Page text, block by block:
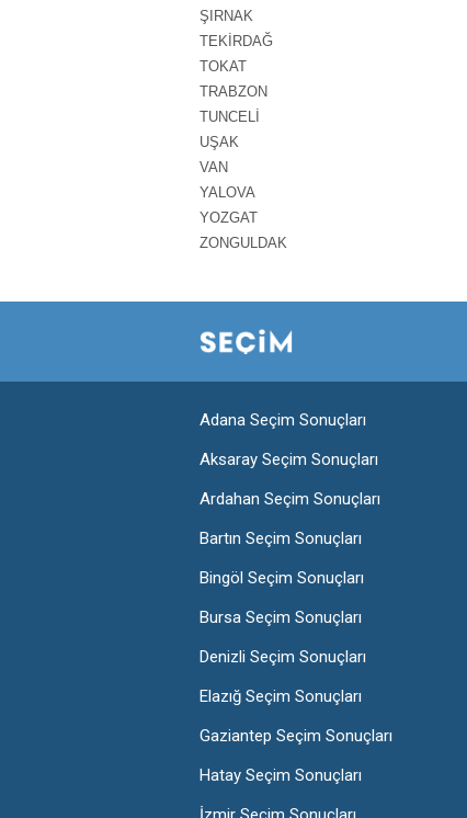
ŞIRNAK
TEKİRDAĞ
TOKAT
TRABZON
TUNCELİ
UŞAK
VAN
YALOVA
YOZGAT
ZONGULDAK
Adana Seçim Sonuçları
Aksaray Seçim Sonuçları
Ardahan Seçim Sonuçları
Bartın Seçim Sonuçları
Bingöl Seçim Sonuçları
Bursa Seçim Sonuçları
Denizli Seçim Sonuçları
Elazığ Seçim Sonuçları
Gaziantep Seçim Sonuçları
Hatay Seçim Sonuçları